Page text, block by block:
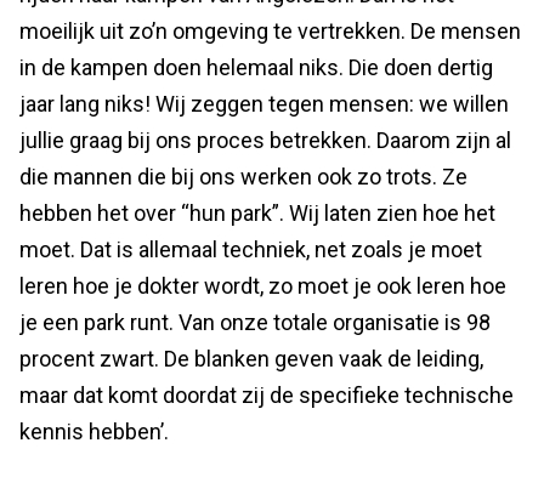
moeilijk uit zo’n omgeving te vertrekken. De mensen
in de kampen doen helemaal niks. Die doen dertig
jaar lang niks! Wij zeggen tegen mensen: we willen
jullie graag bij ons proces betrekken. Daarom zijn al
die mannen die bij ons werken ook zo trots. Ze
hebben het over “hun park”. Wij laten zien hoe het
moet. Dat is allemaal techniek, net zoals je moet
leren hoe je dokter wordt, zo moet je ook leren hoe
je een park runt. Van onze totale organisatie is 98
procent zwart. De blanken geven vaak de leiding,
maar dat komt doordat zij de specifieke technische
kennis hebben’.